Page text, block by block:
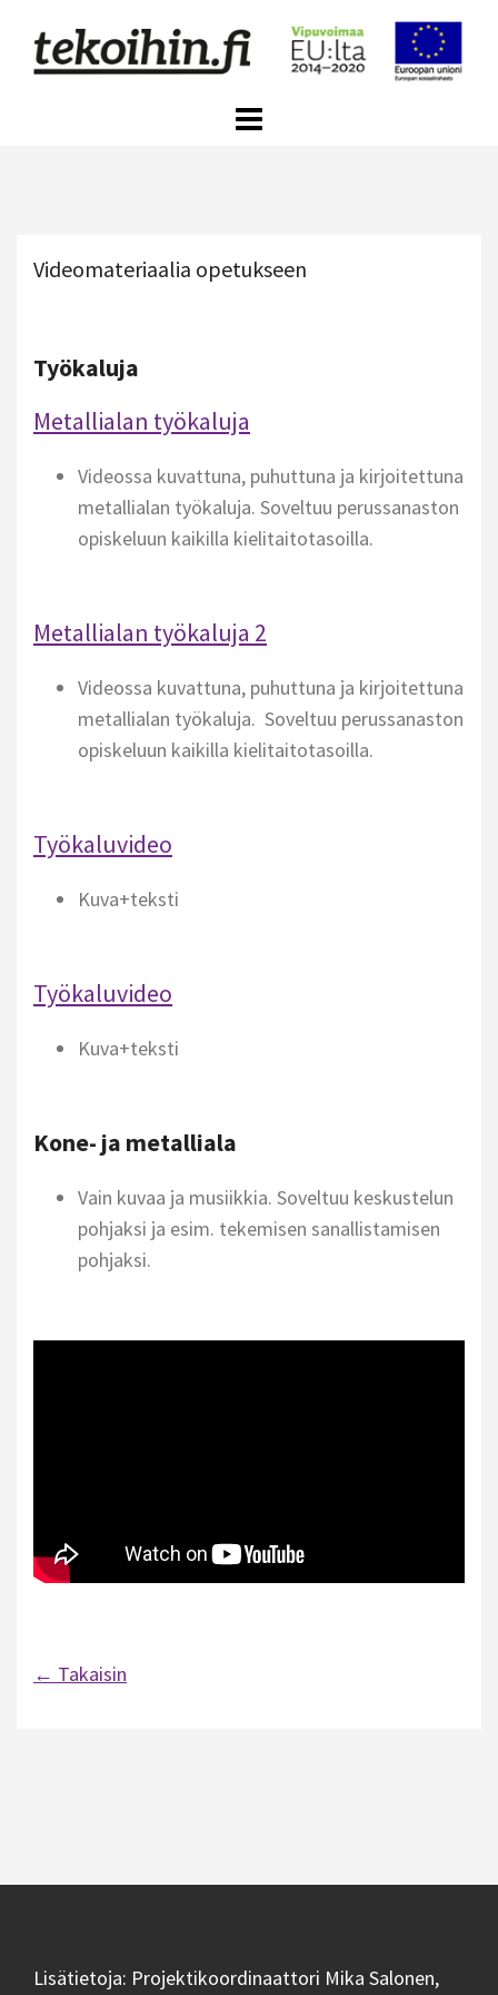
content
Videomateriaalia opetukseen
Työkaluja
Metallialan työkaluja
Videossa kuvattuna, puhuttuna ja kirjoitettuna
metallialan työkaluja. Soveltuu perussanaston
opiskeluun kaikilla kielitaitotasoilla.
Metallialan työkaluja 2
Videossa kuvattuna, puhuttuna ja kirjoitettuna
metallialan työkaluja. Soveltuu perussanaston
opiskeluun kaikilla kielitaitotasoilla.
Työkaluvideo
Kuva+teksti
Työkaluvideo
Kuva+teksti
Kone- ja metalliala
Vain kuvaa ja musiikkia. Soveltuu keskustelun
pohjaksi ja esim. tekemisen sanallistamisen
pohjaksi.
← Takaisin
Lisätietoja: Projektikoordinaattori Mika Salonen,